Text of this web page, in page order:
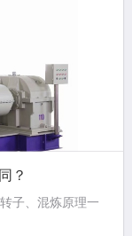
？
子、混炼原理一